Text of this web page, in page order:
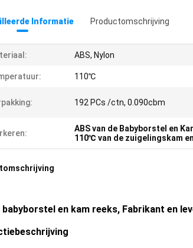
Informatie Productomschrijving
ABS, Nylon
110℃
192 PCs /ctn, 0.090cbm
ABS van de Babyborstel en
110℃ van de zuigelingskam
babyborstel en kam reeks, Fabrikant en